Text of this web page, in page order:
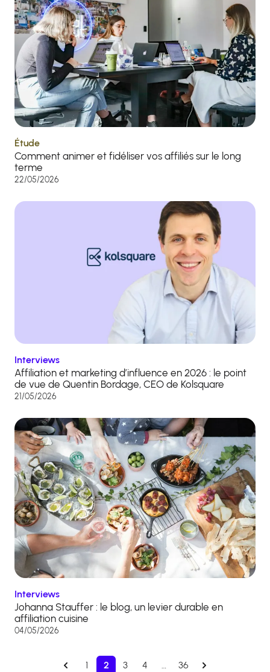
Étude
Comment animer et fidéliser vos affiliés sur le long
terme
22/05/2026
Interviews
Affiliation et marketing d’influence en 2026 : le point
de vue de Quentin Bordage, CEO de Kolsquare
21/05/2026
Interviews
Johanna Stauffer : le blog, un levier durable en
affiliation cuisine
04/05/2026
1 2 3 4 … 36